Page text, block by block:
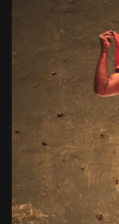
L'organisation